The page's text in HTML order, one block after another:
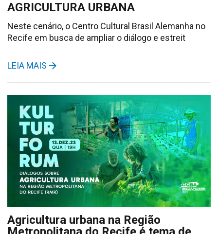
AGRICULTURA URBANA
Neste cenário, o Centro Cultural Brasil Alemanha no
Recife em busca de ampliar o diálogo e estreit
LEIA MAIS
Agricultura urbana na Região